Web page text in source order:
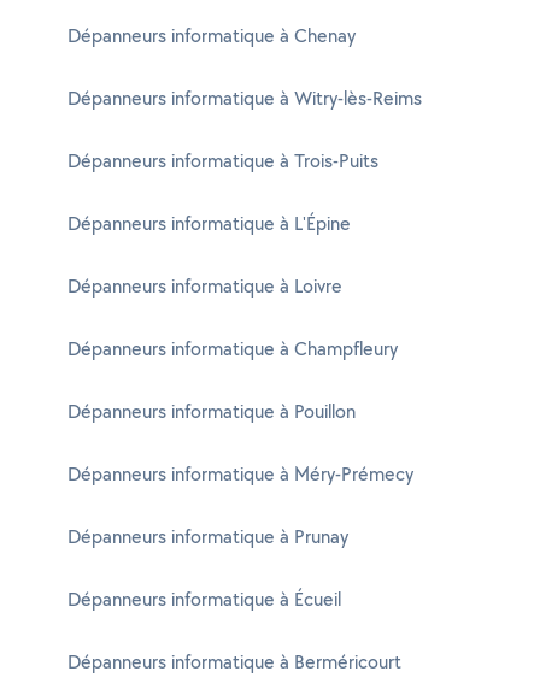
Dépanneurs informatique à Chenay
Dépanneurs informatique à Witry-lès-Reims
Dépanneurs informatique à Trois-Puits
Dépanneurs informatique à L'Épine
Dépanneurs informatique à Loivre
Dépanneurs informatique à Champfleury
Dépanneurs informatique à Pouillon
Dépanneurs informatique à Méry-Prémecy
Dépanneurs informatique à Prunay
Dépanneurs informatique à Écueil
Dépanneurs informatique à Berméricourt